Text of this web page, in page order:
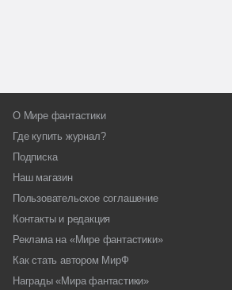
О Мире фантастики
Где купить журнал?
Подписка
Наш магазин
Пользовательское соглашение
Контакты и редакция
Реклама на «Мире фантастики»
Как стать автором МирФ
Награды «Мира фантастики»